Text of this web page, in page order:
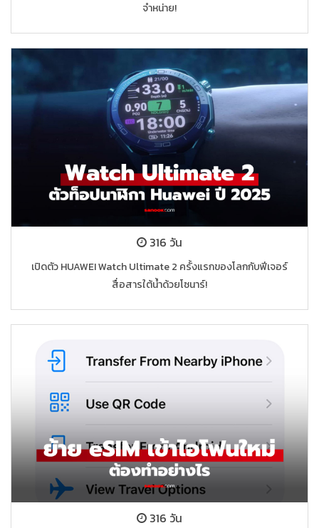
จำหน่าย!
316 วัน
เปิดตัว HUAWEI Watch Ultimate 2 ครั้งแรกของโลกกับฟีเจอร์
สื่อสารใต้น้ำด้วยโซนาร์!
316 วัน